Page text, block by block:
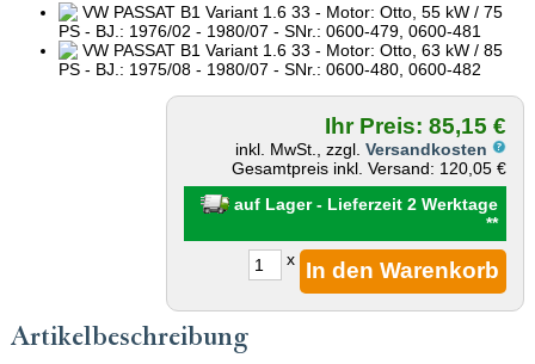
VW PASSAT B1 Variant 1.6 33 - Motor: Otto, 55 kW / 75
PS - BJ.: 1976/02 - 1980/07 - SNr.: 0600-479, 0600-481
VW PASSAT B1 Variant 1.6 33 - Motor: Otto, 63 kW / 85
PS - BJ.: 1975/08 - 1980/07 - SNr.: 0600-480, 0600-482
Ihr Preis: 85,15 €
inkl. MwSt., zzgl.Versandkosten
Gesamtpreis inkl. Versand: 120,05 €
auf Lager - Lieferzeit 2 Werktage
**
x
Artikelbeschreibung